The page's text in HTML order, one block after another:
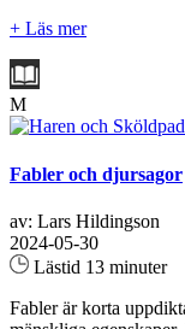
+ Läs mer
M
Fabler och djursagor
av: Lars Hildingson
2024-05-30
Lästid 13 minuter
Fabler är korta